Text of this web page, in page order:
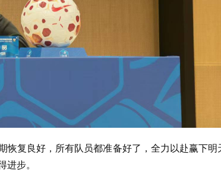
恢复良好，所有队员都准备好了，全力以赴赢下明
步。